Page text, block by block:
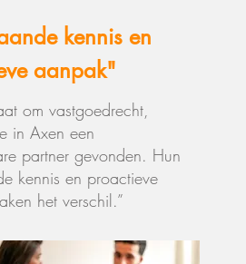
kennis en
aanpak"
om vastgoedrecht,
in Axen een
partner gevonden. Hun
kennis en proactieve
het verschil.”